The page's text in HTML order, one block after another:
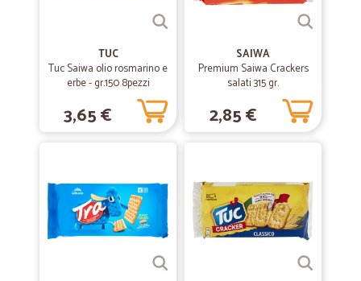
TUC
Tuc Saiwa olio rosmarino e
erbe - gr.150 8pezzi
3,65 €
SAIWA
Premium Saiwa Crackers
salati 315 gr.
2,85 €